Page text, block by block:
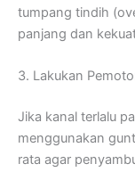
tumpang tindih (
panjang dan
3. Lakukan
Jika kanal terlalu
menggunakan
rata agar